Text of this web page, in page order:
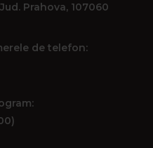
Prahova, 107060
de telefon: